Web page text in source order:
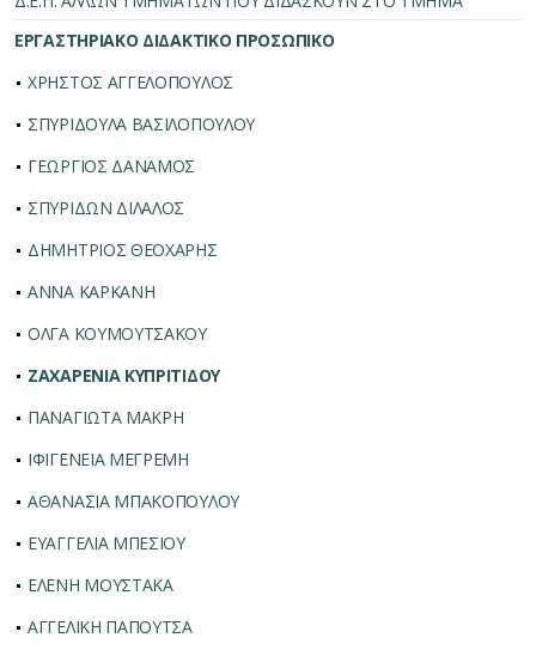
ΕΡΓΑΣΤΗΡΙΑΚΟ ΔΙΔΑΚΤΙΚΟ ΠΡΟΣΩΠΙΚΟ
ΧΡΗΣΤΟΣ ΑΓΓΕΛΟΠΟΥΛΟΣ
ΣΠΥΡΙΔΟΥΛΑ ΒΑΣΙΛΟΠΟΥΛΟΥ
ΓΕΩΡΓΙΟΣ ΔΑΝΑΜΟΣ
ΣΠΥΡΙΔΩΝ ΔΙΛΑΛΟΣ
ΔΗΜΗΤΡΙΟΣ ΘΕΟΧΑΡΗΣ
ΑΝΝΑ ΚΑΡΚΑΝΗ
ΟΛΓΑ ΚΟΥΜΟΥΤΣΑΚΟΥ
ΖΑΧΑΡΕΝΙΑ ΚΥΠΡΙΤΙΔΟΥ
ΠΑΝΑΓΙΩΤΑ ΜΑΚΡΗ
ΙΦΙΓΕΝΕΙΑ ΜΕΓΡΕΜΗ
ΑΘΑΝΑΣΙΑ ΜΠΑΚΟΠΟΥΛΟΥ
ΕΥΑΓΓΕΛΙΑ ΜΠΕΣΙΟΥ
ΕΛΕΝΗ ΜΟΥΣΤΑΚΑ
ΑΓΓΕΛΙΚΗ ΠΑΠΟΥΤΣΑ